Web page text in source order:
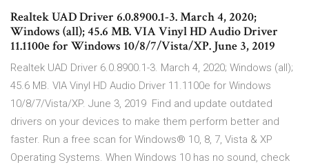
Realtek UAD Driver 6.0.8900.1-3. March 4, 2020;
Windows (all); 45.6 MB. VIA Vinyl HD Audio Driver
11.1100e for Windows 10/8/7/Vista/XP. June 3, 2019
Realtek UAD Driver 6.0.8900.1-3. March 4, 2020; Windows (all);
45.6 MB. VIA Vinyl HD Audio Driver 11.1100e for Windows
10/8/7/Vista/XP. June 3, 2019 Find and update outdated
drivers on your devices to make them perform better and
faster. Run a free scan for Windows® 10, 8, 7, Vista & XP
Operating Systems. When Windows 10 has no sound, check